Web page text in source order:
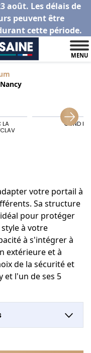
août. Les délais de
peuvent être
cette période.
MENU
Nancy
LA
GOND
votre portail à
Sa structure
pour protéger
à votre
à s'intégrer à
extérieure et à
de la sécurité et
et l'un de ses 5